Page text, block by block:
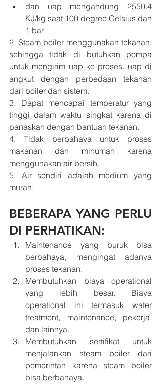
dan uap mengandung 2550.4
KJ/kg saat 100 degree Celsius dan
1 bar
2. Steam boiler menggunakan tekanan,
sehingga tidak di butuhkan pompa
untuk mengirim uap ke proses. uap di
angkut dengan perbedaan tekanan
dari boiler dan sistem.
3. Dapat mencapai temperatur yang
tinggi dalam waktu singkat karena di
panaskan dengan bantuan tekanan.
4. Tidak berbahaya untuk proses
makanan dan minuman karena
menggunakan air bersih.
5. Air sendiri adalah medium yang
murah.
BEBERAPA YANG PERLU
DI PERHATIKAN:
Maintenance yang buruk bisa
berbahaya, mengingat adanya
proses tekanan.
Membutuhkan biaya operational
yang lebih besar. Biaya
operational ini termasuk water
treatment, maintenance, pekerja,
dan lainnya.
Membutuhkan sertifikat untuk
menjalankan steam boiler dari
pemerintah karena steam boiler
bisa berbahaya.